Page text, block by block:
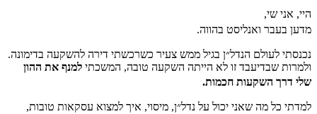
היי, אני שי,
מדען בעבר ואנליסט בהווה.
נכנסתי לעולם הנדל״ן בגיל ממש צעיר כשרכשתי דירה להשקעה בדימונה.
ולמרות שבדיעבד זו לא הייתה השקעה טובה, המשכתי למנף את ההון
שלי דרך השקעות חכמות.
למדתי כל מה שאני יכול על נדל״ן, מיסוי, איך למצוא עסקאות טובות,